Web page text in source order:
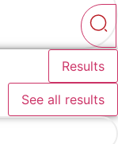
Results
See all results